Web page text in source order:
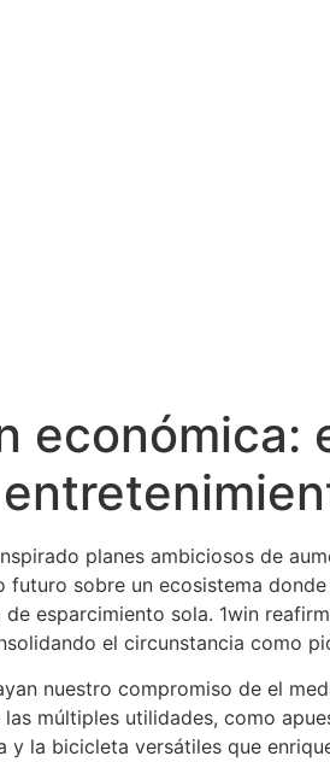
económica:
planes ambiciosos de
futuro sobre un ecosistema
esparcimiento sola. 1win
el circunstancia como
nuestro compromiso de el
múltiples utilidades, como
y la bicicleta versátiles que